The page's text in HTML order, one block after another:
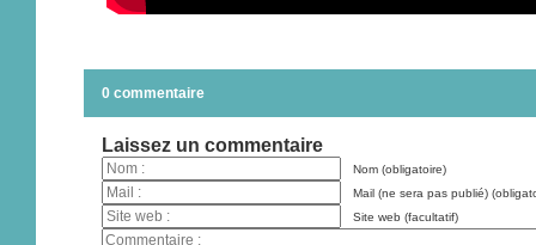
0 commentaire
Laissez un commentaire
Nom (obligatoire)
Mail (ne sera pas publié)
Site web (facultatif)